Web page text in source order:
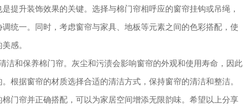
提升装饰效果的关键。选择与棉门帘相呼应的窗帘挂钩或吊绳，
统一。同时，考虑窗帘与家具、地板等元素之间的色彩搭配，使
感。
洁和保养棉门帘。灰尘和污渍会影响窗帘的外观和使用寿命，因此
根据窗帘的材质选择合适的清洁方式，保持窗帘的清洁和整洁。
门帘并正确搭配，可以为家居空间增添无限韵味。希望以上分享